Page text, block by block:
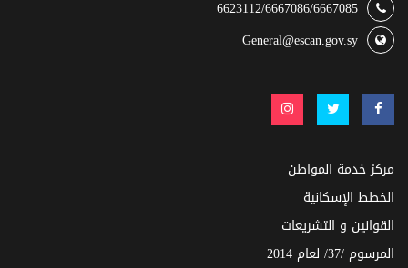
6623112/6667086/6667085
General@escan.gov.sy
مركز خدمة المواطن
الخطط الإسكانية
القوانين و التشريعات
المرسوم /37/ لعام 2014